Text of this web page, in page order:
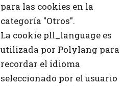
para las cookies en la
categoría "Otros".
La cookie pll_language es
utilizada por Polylang para
recordar el idioma
seleccionado por el usuario